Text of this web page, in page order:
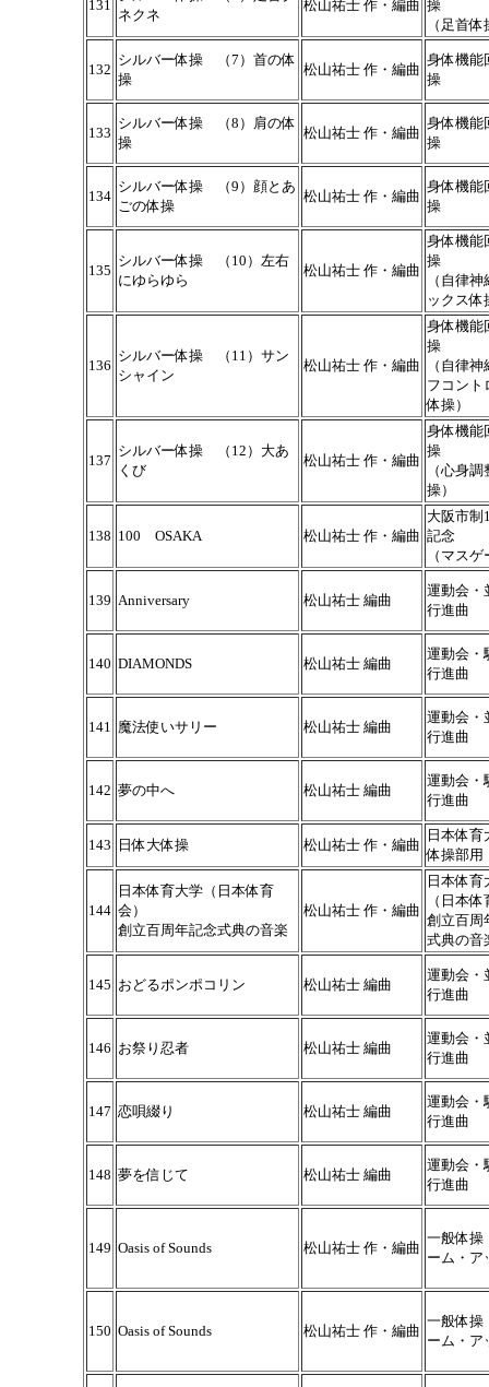
131
ネクネ
松山祐士 作・編曲 操
（足首体
132
シルバー体操 （7）首の体
操
松山祐士 作・編曲
身体機能
操
133
シルバー体操 （8）肩の体
操
松山祐士 作・編曲
身体機能
操
134
シルバー体操 （9）顔とあ
ごの体操
松山祐士 作・編曲
身体機能
操
135
シルバー体操 （10）左右
にゆらゆら
松山祐士 作・編曲
身体機能
操
（自律
ックス体
136
シルバー体操 （11）サン
シャイン
松山祐士 作・編曲
身体機能
操
（自律
フコント
体操）
137
シルバー体操 （12）大あ
くび
松山祐士 作・編曲
身体機能
操
（心身調
操）
138 100 OSAKA 松山祐士 作・編曲
大阪市制
記念
（マス
139 Anniversary 松山祐士 編曲
運動会・
行進曲
140 DIAMONDS 松山祐士 編曲
運動会・
行進曲
141 魔法使いサリー 松山祐士 編曲
運動会・
行進曲
142 夢の中へ 松山祐士 編曲
運動会・
行進曲
143 日体大体操 松山祐士 作・編曲
日本体育
体操部用
144
日本体育大学（日本体育
会）
創立百周年記念式典の音楽
松山祐士 作・編曲
日本体育
（日本
創立百周
式典の音
145 おどるポンポコリン 松山祐士 編曲
運動会・
行進曲
146 お祭り忍者 松山祐士 編曲
運動会・
行進曲
147 恋唄綴り 松山祐士 編曲
運動会・
行進曲
148 夢を信じて 松山祐士 編曲
運動会・
行進曲
149 Oasis of Sounds 松山祐士 作・編曲
一般体操
ーム・ア
150 Oasis of Sounds 松山祐士 作・編曲
一般体操
ーム・ア